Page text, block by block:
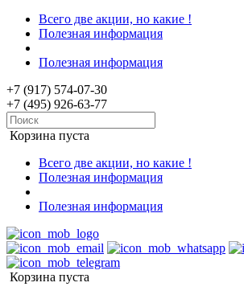
Всего две акции, но какие !
Полезная информация
Полезная информация
+7 (917) 574-07-30
+7 (495) 926-63-77
Корзина пуста
Всего две акции, но какие !
Полезная информация
Полезная информация
Корзина пуста